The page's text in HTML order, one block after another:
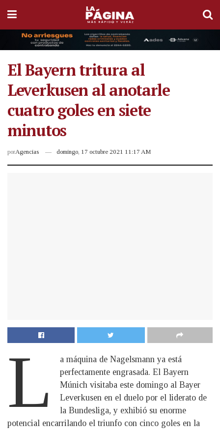
El Bayern tritura al
Leverkusen al anotarle
cuatro goles en siete
minutos
porAgencias domingo, 17 octubre 2021 11:17 AM
L
a máquina de Nagelsmann ya está
perfectamente engrasada. El Bayern
Múnich visitaba este domingo al Bayer
Leverkusen en el duelo por el liderato de
la Bundesliga, y exhibió su enorme
potencial encarrilando el triunfo con cinco goles en la